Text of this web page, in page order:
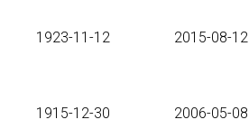
1923-11-12 2015-08-12
1915-12-30 2006-05-08